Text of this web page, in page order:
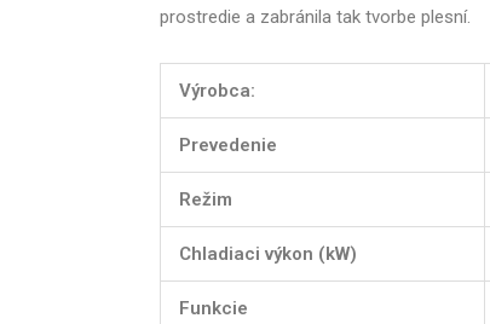
prostredie a zabránila tak tvorbe plesní.
Výrobca:
Prevedenie
Režim
Chladiaci výkon (kW)
Funkcie